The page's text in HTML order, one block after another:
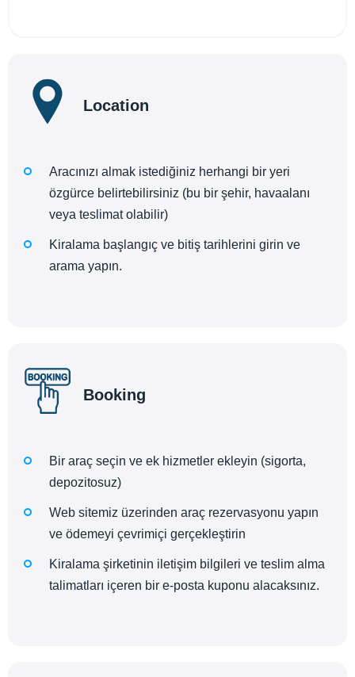
Location
Aracınızı almak istediğiniz herhangi bir yeri
özgürce belirtebilirsiniz (bu bir şehir, havaalanı
veya teslimat olabilir)
Kiralama başlangıç ve bitiş tarihlerini girin ve
arama yapın.
Booking
Bir araç seçin ve ek hizmetler ekleyin (sigorta,
depozitosuz)
Web sitemiz üzerinden araç rezervasyonu yapın
ve ödemeyi çevrimiçi gerçekleştirin
Kiralama şirketinin iletişim bilgileri ve teslim alma
talimatları içeren bir e-posta kuponu alacaksınız.